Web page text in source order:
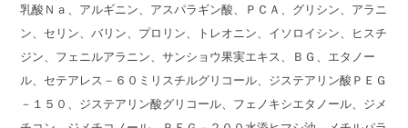
乳酸Ｎａ、アルギニン、アスパラギン酸、ＰＣＡ、グリシン、アラニ
ン、セリン、バリン、プロリン、トレオニン、イソロイシン、ヒスチ
ジン、フェニルアラニン、サンショウ果実エキス、ＢＧ、エタノー
ル、セテアレス－６０ミリスチルグリコール、ジステアリン酸ＰＥＧ
－１５０、ジステアリン酸グリコール、フェノキシエタノール、ジメ